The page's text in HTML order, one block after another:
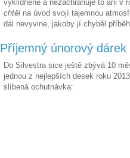
vyklidněně a nezachraňuje to ani v
chtěl na úvod svojí tajemnou
dál nevyvine, jakoby jí chyběl
Příjemný únorový dárek
Do Silvestra sice ještě zbývá 10
jednou z nejlepších desek roku
slíbená ochutnávka: